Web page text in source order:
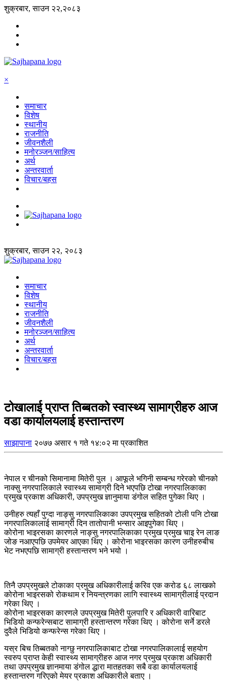
शुक्रबार, साउन २२,२०८३
×
समाचार
विशेष
स्थानीय
राजनीति
जीवनशैली
मनोरञ्जन/साहित्य
अर्थ
अन्तरवार्ता
विचार/बहस
शुक्रबार, साउन २२, २०८३
समाचार
विशेष
स्थानीय
राजनीति
जीवनशैली
मनोरञ्जन/साहित्य
अर्थ
अन्तरवार्ता
विचार/बहस
टोखालाई प्राप्त तिब्बतको स्वास्थ्य सामाग्रीहरु आज
वडा कार्यालयलाई हस्तान्तरण
साझापाना २०७७ असार १ गते १४:०२ मा प्रकाशित
नेपाल र चीनको सिमानामा मितेरी पुल । आफूले भगिनी सम्बन्ध गरेरको चीनको
नाक्सु नगरपालिकाले स्वास्थ्य सामाग्री दिने भएपछि टोखा नगरपालिकाका
प्रमुख प्रकाश अधिकारी, उपप्रमुख ज्ञानुमाया डंगोल सहित पुगेका थिए ।
उनीहरु त्यहाँ पुग्दा नाङ्सु नगरपालिकाका उपप्रमुख सहितको टोली पनि टोखा
नगरपालिकालाई सामाग्री दिन तातोपानी भन्सार आइपुगेका थिए ।
कोरोना भाइरसका कारणले नाङ्सु नगरपालिकाका प्रमुख प्रमुख चाइ रेन लाङ
जोङ नआएपछि उपमेयर आएका थिए । कोरोना भाइरसका कारण उनीहरुबीच
भेट नभएपछि सामाग्री हस्तान्तरण भने भयो ।
तिनै उपप्रमुखले टोकाका प्रमुख अधिकारीलाई करिव एक करोड ६८ लाखको
कोरोना भाइरसको रोकथाम र नियन्त्रणका लागि स्वास्थ्य सामाग्रीलाई प्रदान
गरेका थिए ।
कोरोना भाइरसका कारणले उपप्रमुख मितेरी पुलपारि र अधिकारी वारिबाट
भिडियो कन्फरेन्सबाट सामाग्री हस्तान्तरण गरेका थिए । कोरोना सर्ने डरले
दुवैले भिडियो कन्फरेन्स गरेका थिए ।
यस्र बिच तिब्बतको नाग्छु नगरपालिकाबाट टोखा नगरपालिकालाई सहयोग
स्वरुप प्राप्त केही स्वास्थ्य सामाग्रीहरु आज नगर प्रमुख प्रकाश अधिकारी
तथा उपप्रमुख ज्ञानमाया डंगोल द्धारा मातहतका सबै वडा कार्यालयलाई
हस्तान्तरण गरिएको मेयर प्रकाश अधिकारीले बताए ।